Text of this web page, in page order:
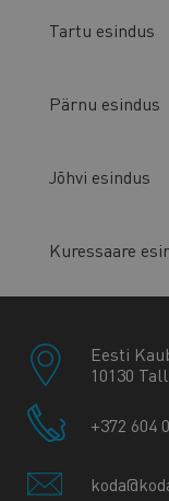
Tartu esindus
Pärnu esindus
Jõhvi esindus
Kuressaare
Eesti
10130
+372 604